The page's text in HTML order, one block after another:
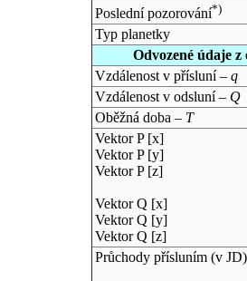
Poslední pozorování*)
Typ planetky
Odvozené údaje
Vzdálenost v přísluní – q
Vzdálenost v odsluní – Q
Oběžná doba – T
Vektor P [x]
Vektor P [y]
Vektor P [z]
Vektor Q [x]
Vektor Q [y]
Vektor Q [z]
Průchody přísluním (v JD)